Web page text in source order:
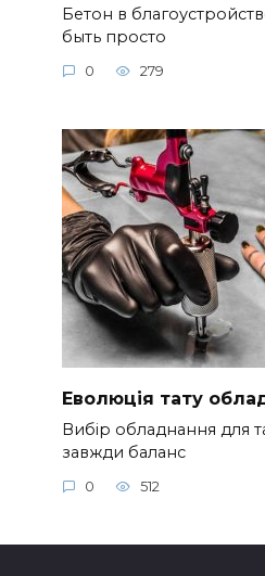
Бетон в
быть просто
0 279
Еволюція тату
Вибір обладнання для
завжди баланс
0 512